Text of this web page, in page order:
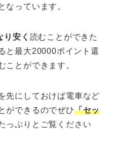
なっています。
安く 読むことができた
と最大20000ポイント還
ことができます。
先にしておけば電車など
ができるのでぜひ「セッ
っぷりとご覧ください